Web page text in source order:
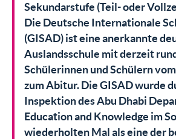
Sekundarstufe (Teil- oder
Die Deutsche Internationale
(GISAD) ist eine anerkannte
Auslandsschule mit derzeit
Schülerinnen und Schülern
zum Abitur. Die GISAD wurde
Inspektion des Abu Dhabi
Education and Knowledge im
wiederholten Mal als eine der